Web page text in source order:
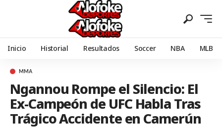
Inicio Historial Resultados Soccer NBA MLB
MMA
Ngannou Rompe el Silencio: El
Ex-Campeón de UFC Habla Tras
Trágico Accidente en Camerún